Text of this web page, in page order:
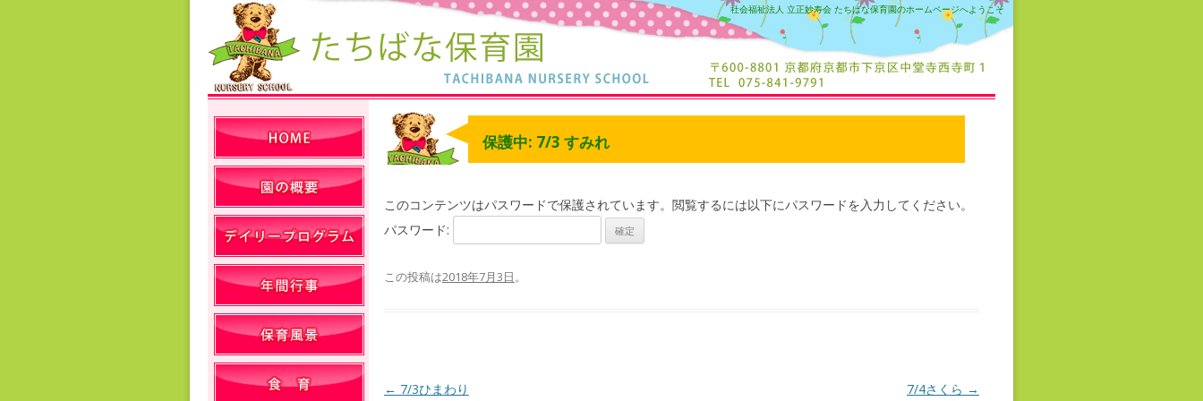
社会福祉法人 立正妙寿会 たちばな保育園のホームページへようこそ
保護中: 7/3 すみれ
このコンテンツはパスワードで保護されています。閲覧するには以下にパスワードを入力してください。
パスワード:
この投稿は2018年7月3日。
← 7/3ひまわり 7/4さくら →